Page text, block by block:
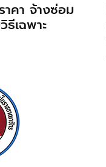
าคา จ้างซ่อม
ธีเฉพาะ